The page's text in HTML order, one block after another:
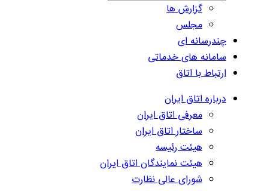
گزارش ها
مجلس
چندرسانه ای
سامانه های خدماتی
ارتباط با اتاق
درباره اتاق ایران
معرفی اتاق ایران
ساختار اتاق ایران
هیئت رئیسه
هیئت نمایندگان اتاق ایران
شورای عالی نظارت